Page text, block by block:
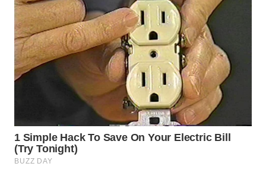
KEPULAUAN
SERIBU
WN
TANGERANG
WN
CIREBON